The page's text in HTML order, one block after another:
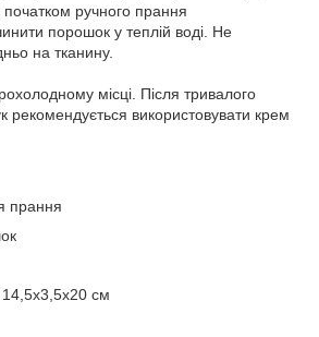
ручного прання
порошок у теплій воді. Не
на тканину.
місці. Після тривалого
рекомендується використовувати крем
прання
см